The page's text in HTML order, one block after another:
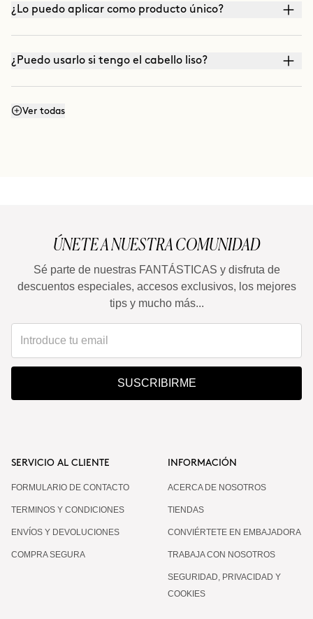
¿Lo puedo aplicar como producto único?
¿Puedo usarlo si tengo el cabello liso?
¿Cómo refresco los rizos?
Ver todas
ÚNETE A NUESTRA COMUNIDAD
Sé parte de nuestras FANTÁSTICAS y disfruta de
descuentos especiales, accesos exclusivos, los mejores
tips y mucho más...
SUSCRIBIRME
SERVICIO AL CLIENTE
FORMULARIO DE CONTACTO
TERMINOS Y CONDICIONES
ENVÍOS Y DEVOLUCIONES
COMPRA SEGURA
INFORMACIÓN
ACERCA DE NOSOTROS
TIENDAS
CONVIÉRTETE EN EMBAJADORA
TRABAJA CON NOSOTROS
SEGURIDAD, PRIVACIDAD Y
COOKIES